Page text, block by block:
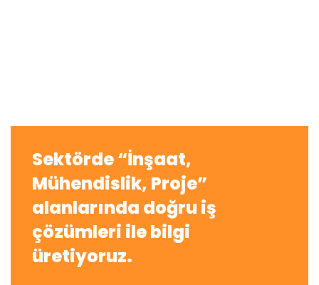
Sektörde “İnşaat,
Mühendislik, Proje”
alanlarında doğru iş
çözümleri ile bilgi
üretiyoruz.